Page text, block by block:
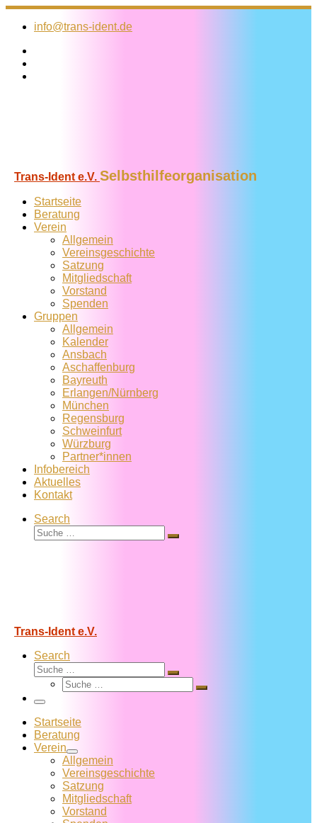
Zum
Inhalt
info@trans-ident.de
Trans-Ident e.V. Selbsthilfeorganisation
Startseite
Beratung
Verein
Allgemein
Vereins­geschichte
Satzung
Mitglied­schaft
Vorstand
Spenden
Gruppen
Allgemein
Kalender
Ansbach
Aschaffenburg
Bayreuth
Erlangen/Nürnberg
München
Regensburg
Schweinfurt
Würzburg
Partner*innen
Infobereich
Aktuelles
Kontakt
Search
Suche
Suche
Trans-Ident e.V.
Search
Suche
Suche
Suche
Suche
Menü
Startseite
Beratung
Verein
Allgemein
Vereins­geschichte
Satzung
Mitglied­schaft
Vorstand